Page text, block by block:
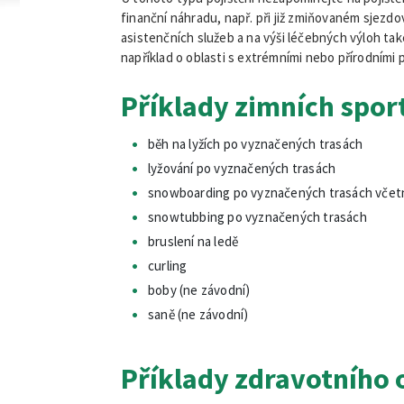
finanční náhradu, např. při již zmiňovaném
asistenčních služeb a na výši léčebných výloh
například o oblasti s extrémními nebo
Příklady zimních
běh na lyžích po vyznačených trasách
lyžování po vyznačených trasách
snowboarding po vyznačených trasách
snowtubbing po vyznačených trasách
bruslení na ledě
curling
boby (ne závodní)
saně (ne závodní)
Příklady zdravotního